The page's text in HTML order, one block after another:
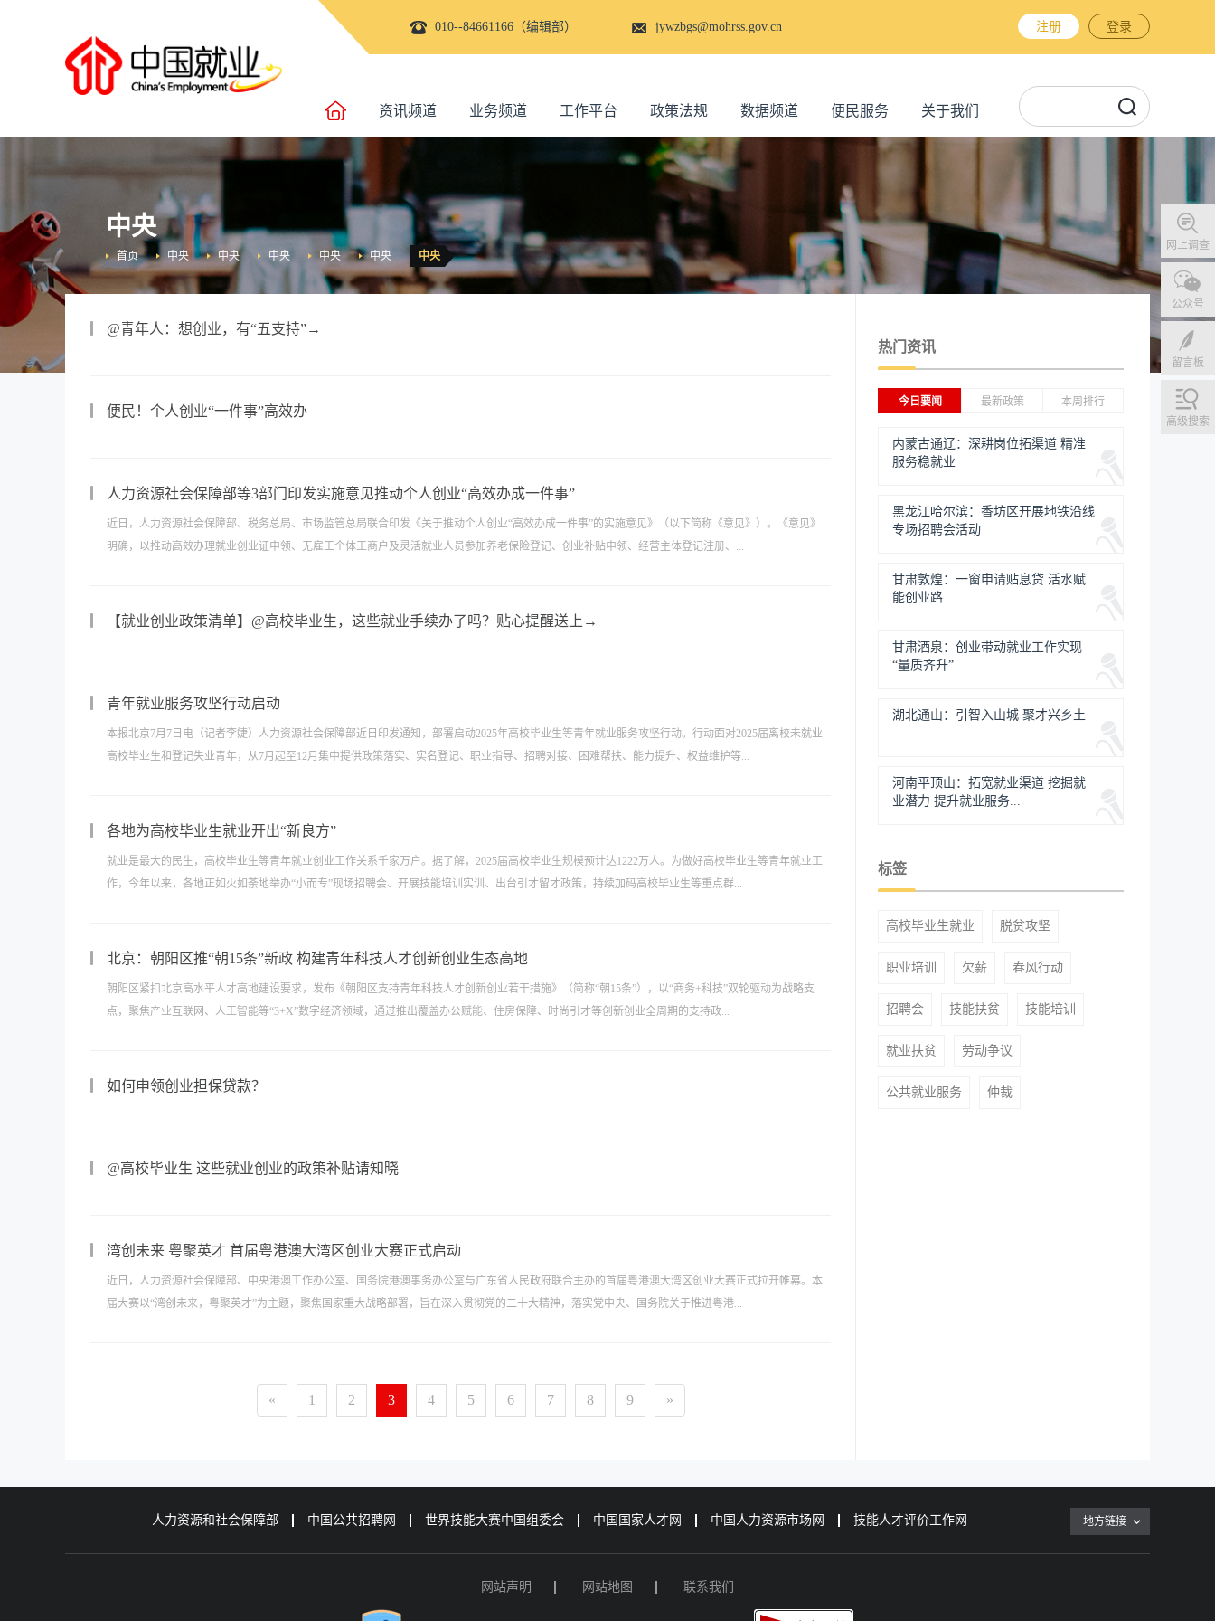
010--84661166（编辑部） jywzbgs@mohrss.gov.cn 注册 登录
资讯频道 业务频道 工作平台 政策法规 数据频道 便民服务 关于我们
网上调查
公众号
留言板
高级搜索
中央
中央
中央
中央
中央
中央
中央
首页
@青年人：想创业，有“五支持”→
便民！个人创业“一件事”高效办
人力资源社会保障部等3部门印发实施意见推动个人创业“高效办成一件事”
近日，人力资源社会保障部、税务总局、市场监管总局联合印发《关于推动个人创业“高效办成一件事”的实施意见》（以下简称《意见》）。《意见》
明确，以推动高效办理就业创业证申领、无雇工个体工商户及灵活就业人员参加养老保险登记、创业补贴申领、经营主体登记注册、...
【就业创业政策清单】@高校毕业生，这些就业手续办了吗？贴心提醒送上→
青年就业服务攻坚行动启动
本报北京7月7日电（记者李婕）人力资源社会保障部近日印发通知，部署启动2025年高校毕业生等青年就业服务攻坚行动。行动面对2025届离校未就业
高校毕业生和登记失业青年，从7月起至12月集中提供政策落实、实名登记、职业指导、招聘对接、困难帮扶、能力提升、权益维护等...
各地为高校毕业生就业开出“新良方”
就业是最大的民生，高校毕业生等青年就业创业工作关系千家万户。据了解，2025届高校毕业生规模预计达1222万人。为做好高校毕业生等青年就业工
作，今年以来，各地正如火如荼地举办“小而专”现场招聘会、开展技能培训实训、出台引才留才政策，持续加码高校毕业生等重点群...
北京：朝阳区推“朝15条”新政 构建青年科技人才创新创业生态高地
朝阳区紧扣北京高水平人才高地建设要求，发布《朝阳区支持青年科技人才创新创业若干措施》（简称“朝15条”），以“商务+科技”双轮驱动为战略支
点，聚焦产业互联网、人工智能等“3+X”数字经济领域，通过推出覆盖办公赋能、住房保障、时尚引才等创新创业全周期的支持政...
如何申领创业担保贷款？
@高校毕业生 这些就业创业的政策补贴请知晓
湾创未来 粤聚英才 首届粤港澳大湾区创业大赛正式启动
近日，人力资源社会保障部、中央港澳工作办公室、国务院港澳事务办公室与广东省人民政府联合主办的首届粤港澳大湾区创业大赛正式拉开帷幕。本
届大赛以“湾创未来，粤聚英才”为主题，聚焦国家重大战略部署，旨在深入贯彻党的二十大精神，落实党中央、国务院关于推进粤港...
« 1 2 3 4 5 6 7 8 9 »
热门资讯
今日要闻 最新政策 本周排行
内蒙古通辽：深耕岗位拓渠道 精准
服务稳就业
黑龙江哈尔滨：香坊区开展地铁沿线
专场招聘会活动
甘肃敦煌：一窗申请贴息贷 活水赋
能创业路
甘肃酒泉：创业带动就业工作实现
“量质齐升”
湖北通山：引智入山城 聚才兴乡土
河南平顶山：拓宽就业渠道 挖掘就
业潜力 提升就业服务...
标签
高校毕业生就业 脱贫攻坚
职业培训 欠薪 春风行动
招聘会 技能扶贫 技能培训
就业扶贫 劳动争议
公共就业服务 仲裁
人力资源和社会保障部 中国公共招聘网 世界技能大赛中国组委会 中国国家人才网 中国人力资源市场网 技能人才评价工作网 地方链接
网站声明 网站地图 联系我们